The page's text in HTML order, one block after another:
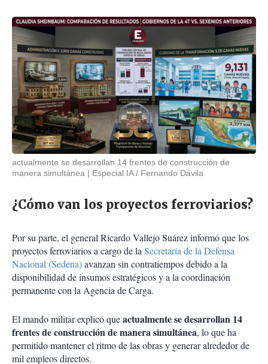
actualmente se desarrollan 14 frentes de construcción de
manera simultánea
Especial IA / Fernando Dávila
¿Cómo van los proyectos ferroviarios?
Por su parte, el general Ricardo Vallejo Suárez informó que los
proyectos ferroviarios a cargo de laSecretaría de la Defensa
Nacional (Sedena)avanzan sin contratiempos debido a la
disponibilidad de insumos estratégicos y a la coordinación
permanente con la Agencia de Carga.
El mando militar explicó queactualmente se desarrollan 14
frentes de construcción de manera simultánea, lo que ha
permitido mantener el ritmo de las obras y generar alrededor de
mil empleos directos.